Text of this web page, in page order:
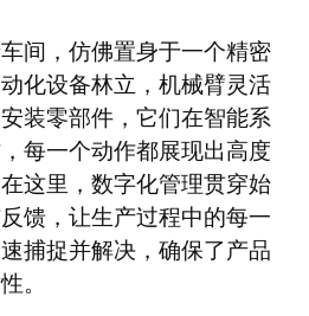
间，仿佛置身于一个精密
化设备林立，机械臂灵活
装零部件，它们在智能系
每一个动作都展现出高度
这里，数字化管理贯穿始
馈，让生产过程中的每一
捕捉并解决，确保了产品
。